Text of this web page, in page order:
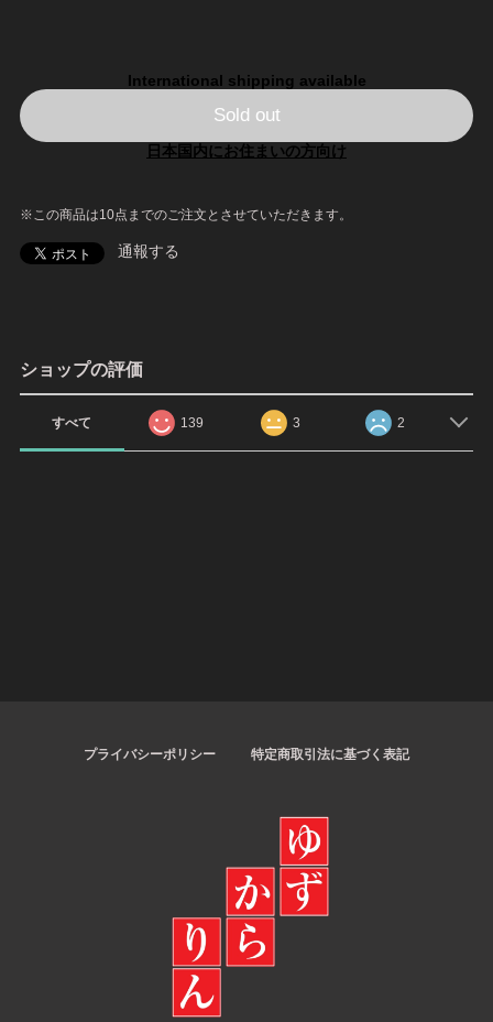
International shipping available
Sold out
日本国内にお住まいの方向け
※この商品は10点までのご注文とさせていただきます。
通報する
ショップの評価
すべて 139 3 2
プライバシーポリシー 特定商取引法に基づく表記